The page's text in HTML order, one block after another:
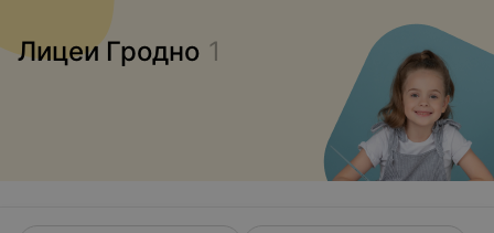
Лицеи Гродно 1